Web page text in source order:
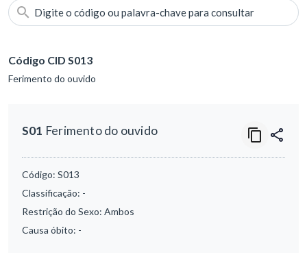
Digite o código ou palavra-chave para consultar
Código CID S013
Ferimento do ouvido
S01 Ferimento do ouvido
Código: S013
Classificação: -
Restrição do Sexo: Ambos
Causa óbito: -